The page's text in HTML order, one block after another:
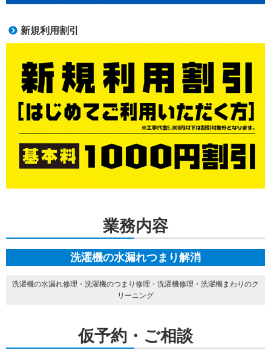
新規利用割引
業務内容
洗濯機の水漏れつまり解消
洗濯機の水漏れ修理・洗濯機のつまり修理・洗濯機修理・洗濯機まわりのク
リーニング
仮予約・ご相談